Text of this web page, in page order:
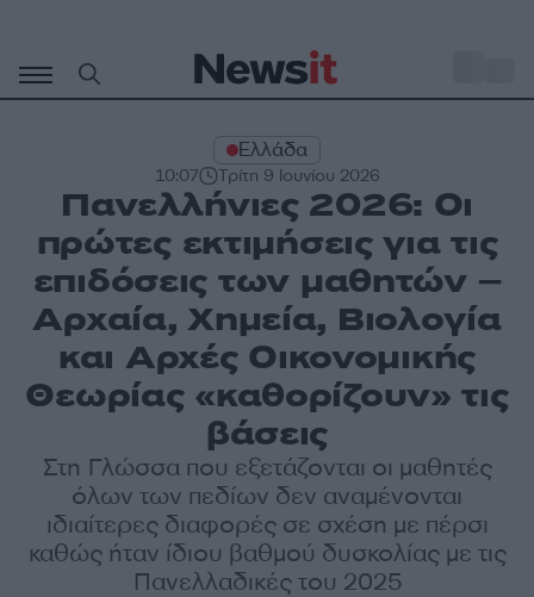
περιεχόμενο
Ελλάδα
10:07 Τρίτη 9 Ιουνίου 2026
Πανελλήνιες 2026: Οι
πρώτες εκτιμήσεις για τις
επιδόσεις των μαθητών –
Αρχαία, Χημεία, Βιολογία
και Αρχές Οικονομικής
Θεωρίας «καθορίζουν» τις
βάσεις
Στη Γλώσσα που εξετάζονται οι μαθητές
όλων των πεδίων δεν αναμένονται
ιδιαίτερες διαφορές σε σχέση με πέρσι
καθώς ήταν ίδιου βαθμού δυσκολίας με τις
Πανελλαδικές του 2025